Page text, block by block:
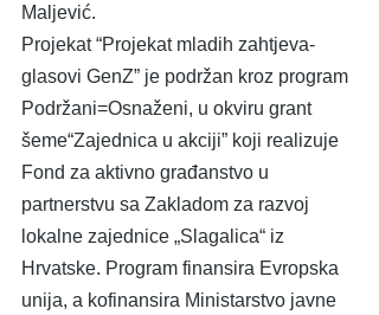
Maljević.
Projekat “Projekat mladih zahtjeva-
glasovi GenZ” je podržan kroz program
Podržani=Osnaženi, u okviru grant
šeme“Zajednica u akciji” koji realizuje
Fond za aktivno građanstvo u
partnerstvu sa Zakladom za razvoj
lokalne zajednice „Slagalica“ iz
Hrvatske. Program finansira Evropska
unija, a kofinansira Ministarstvo javne